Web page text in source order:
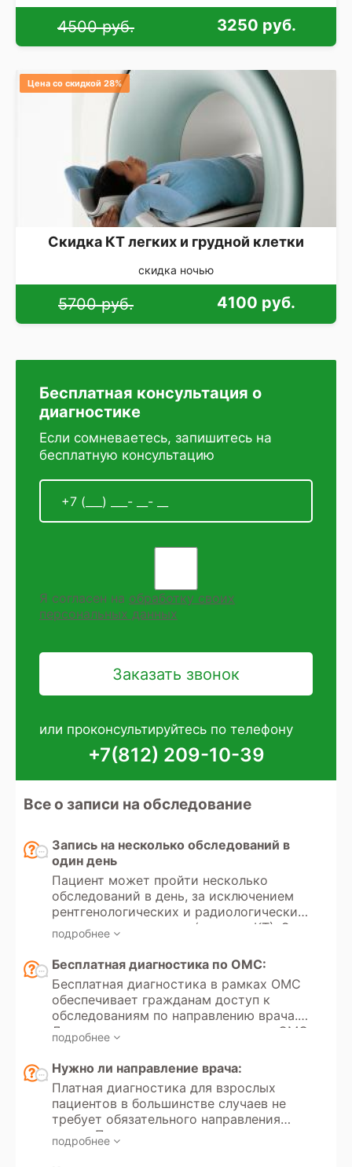
4500 руб. 3250 руб.
Цена со скидкой 28%
Скидка КТ легких и грудной клетки
скидка ночью
5700 руб. 4100 руб.
Бесплатная консультация о
диагностике
Если сомневаетесь, запишитесь на
бесплатную консультацию
Я согласен на обработку своих
персональных данных
или проконсультируйтесь по телефону
+7(812) 209-10-39
Все о записи на обследование
Запись на несколько обследований в
один день
Пациент может пройти несколько
обследований в день, за исключением
рентгенологических и радиологических
методов диагностики (рентген, КТ). Эти
исследования используют
ионизирующее излучение, и существует
ограничение по дозе разрешенного
облучения в диагностических целях.
Максимальная разрешенная доза
облучения для пациента в год
составляет 1 мЗв (миллизиверт).
обследований зависят от клинической
необходимости и состояния пациента.
Для исследований с контрастом также
существуют ограничения. Контрастные
вещества могут вызывать
аллергические реакции или увеличивать
нагрузку на почки, особенно у людей с
подробнее
Бесплатная диагностика по ОМС:
Бесплатная диагностика в рамках ОМС
обеспечивает гражданам доступ к
обследованиям по направлению врача.
Для организации лечения в рамках ОМС
Вам необходимо предоставить
следующие документы: паспорт,
актуальный номер полиса (ЕНП),СНИЛС
(при наличии), направление от лечащего
врача (с обязательным указанием
лечебного учреждения и фамилии
врача). Запись осуществляется через
подробнее
Нужно ли направление врача:
Платная диагностика для взрослых
пациентов в большинстве случаев не
требует обязательного направления
врача. Пациент самостоятельно может
инициировать обследование. Для
подробнее